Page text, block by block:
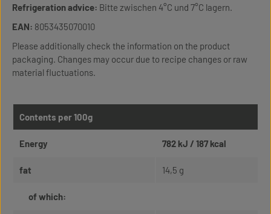
Refrigeration advice: Bitte zwischen 4°C und 7°C lagern.
EAN: 8053435070010
Please additionally check the information on the product
packaging. Changes may occur due to recipe changes or raw
material fluctuations.
Contents per 100g
Energy 782 kJ / 187 kcal
fat 14,5 g
of which: